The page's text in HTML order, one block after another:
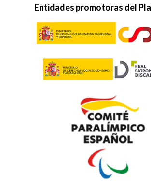
Entidades promotoras del